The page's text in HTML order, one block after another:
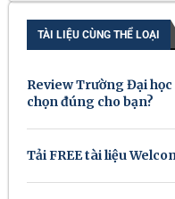
TÀI LIỆU CÙNG THỂ LOẠI
Review Trường Đại
chọn đúng cho bạn?
Tải FREE tài liệu